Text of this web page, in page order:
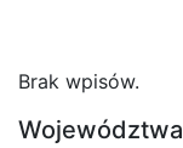
Brak wpisów.
Województwa